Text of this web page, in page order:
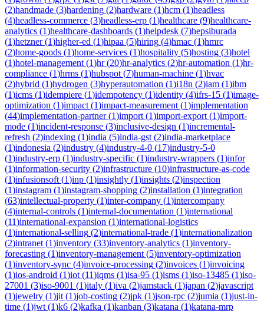
(2)handmade (3)hardening (2)hardware (1)hcm (1)headless
(4)headless-commerce (3)headless-erp (1)healthcare (9)healthcare-
analytics (1)healthcare-dashboards (1)helpdesk (7)hepsiburada
(1)hetzner(1)higher-ed (1)hipaa (5)hiring (4)hmac (1)hmrc
(2)home-goods (1)home-services (1)hospitality (5)hosting (3)hotel
(1)hotel-management (1)hr(20)hr-analytics (2)hr-automation (1)hr-
compliance (1)hrms (1)hubspot (7)human-machine (1)hvac
(2)hybrid (1)hydrogen (3)hyperautomation (1)i18n (2)iam (1)ibm
(1)icms (1)idempiere (1)idempotency (1)identity (4)ifrs-15 (1)image-
optimization (1)impact (1)impact-measurement (1)implementation
(44)implementation-partner(1)import (1)import-export (1)import-
mode (1)incident-response (3)inclusive-design (1)incremental-
refresh (2)indexing (1)india (5)india-gst (2)india-marketplace
(1)indonesia (2)industry (4)industry-4-0 (17)industry-5-0
(1)industry-erp (1)industry-specific (1)industry-wrappers (1)infor
(1)information-security (2)infrastructure (10)infrastructure-as-code
(1)infusionsoft (1)inp (1)insightly (1)insights (2)inspection
(1)instagram (1)instagram-shopping (2)installation (1)integration
(63)intellectual-property (1)inter-company (1)intercompany
(4)internal-controls (1)internal-documentation (1)international
(11)international-expansion (1)international-logistics
(1)international-selling (2)international-trade (1)internationalization
(2)intranet (1)inventory (33)inventory-analytics (1)inventory-
forecasting (1)inventory-management (5)inventory-optimization
(1)inventory-sync (4)invoice-processing (2)invoices (1)invoicing
(1)ios-android (1)iot (11)iqms (1)isa-95 (1)isms (1)iso-13485 (1)iso-
27001 (3)iso-9001 (1)italy (1)iva (2)jamstack (1)japan (2)javascript
(1)jewelry (1)jit (1)job-costing (2)jpk (1)json-rpc (2)jumia (1)just-in-
time (1)jwt (1)k6 (2)kafka (1)kanban (3)katana (1)katana-mrp